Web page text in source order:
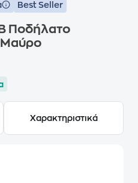
Best Seller
Ποδήλατο
Μαύρο
Χαρακτηριστικά